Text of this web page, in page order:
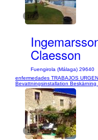
1/3
Claesson
Fuengirola (Málaga) 29640
enfermedades TRABAJOS
Bevattningsinstallation Beskärning
1/5